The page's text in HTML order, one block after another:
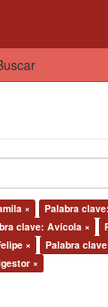
× Palabra
clave: Avícola ×
× Palabra
×